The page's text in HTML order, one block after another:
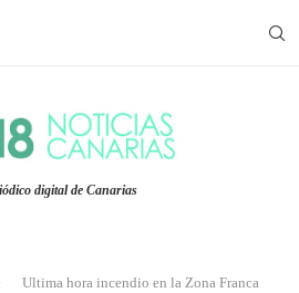
digital de Canarias
Ultima hora incendio en la Zona Franca